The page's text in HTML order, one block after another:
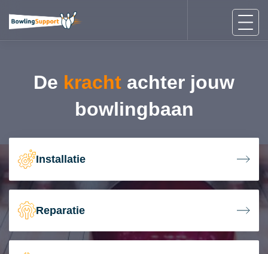
De kracht achter jouw
bowlingbaan
Installatie
Reparatie